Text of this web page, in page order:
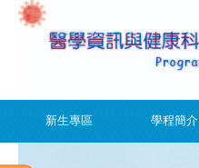
新生專區 學程簡介